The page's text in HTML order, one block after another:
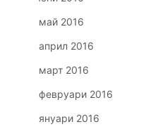
май 2016
април 2016
март 2016
февруари 2016
януари 2016